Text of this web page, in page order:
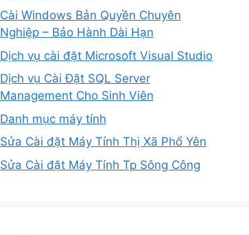
Cài Windows Bản Quyền Chuyên
Nghiệp – Bảo Hành Dài Hạn
Dịch vụ cài đặt Microsoft Visual Studio
Dịch vụ Cài Đặt SQL Server
Management Cho Sinh Viên
Danh mục máy tính
Sửa Cài đặt Máy Tính Thị Xã Phổ Yên
Sửa Cài đặt Máy Tính Tp Sông Công